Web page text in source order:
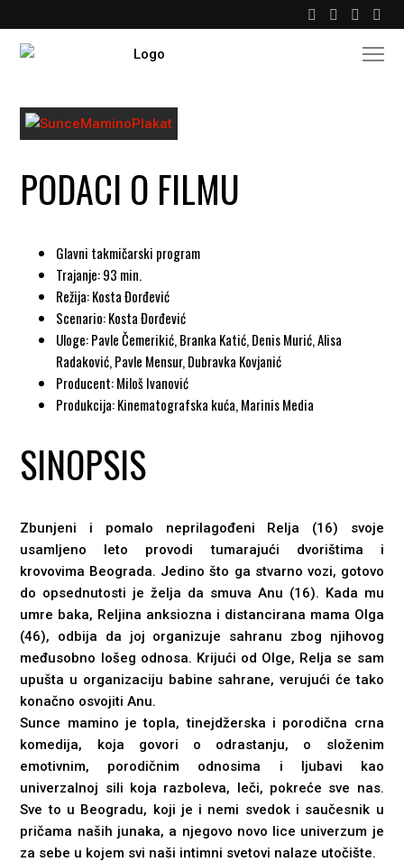
PODACI O FILMU
Glavni takmičarski program
Trajanje: 93 min.
Režija: Kosta Đorđević
Scenario: Kosta Đorđević
Uloge: Pavle Čemerikić, Branka Katić, Denis Murić, Alisa
Radaković, Pavle Mensur, Dubravka Kovjanić
Producent: Miloš Ivanović
Produkcija: Kinematografska kuća, Marinis Media
SINOPSIS
Zbunjeni i pomalo neprilagođeni Relja (16) svoje
usamljeno leto provodi tumarajući dvorištima i
krovovima Beograda. Jedino što ga stvarno vozi, gotovo
do opsednutosti je želja da smuva Anu (16). Kada mu
umre baka, Reljina anksiozna i distancirana mama Olga
(46), odbija da joj organizuje sahranu zbog njihovog
međusobno lošeg odnosa. Krijući od Olge, Relja se sam
upušta u organizaciju babine sahrane, verujući će tako
konačno osvojiti Anu.
Sunce mamino je topla, tinejdžerska i porodična crna
komedija, koja govori o odrastanju, o složenim
emotivnim, porodičnim odnosima i ljubavi kao
univerzalnoj sili koja razboleva, leči, pokreće sve nas.
Sve to u Beogradu, koji je i nemi svedok i saučesnik u
pričama naših junaka, a njegovo novo lice univerzum je
za sebe u kojem svi naši intimni svetovi nalaze utočište.